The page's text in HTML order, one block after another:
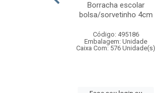
Borracha escolar
bolsa/sorvetinho 4cm
Código: 495186
Embalagem: Unidade
Caixa Com: 576 Unidade(s)